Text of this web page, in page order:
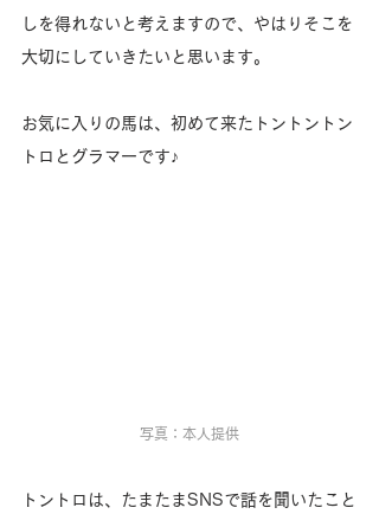
しを得れないと考えますので、やはりそこを
大切にしていきたいと思います。
お気に入りの馬は、初めて来たトントントン
トロとグラマーです♪
写真：本人提供
トントロは、たまたまSNSで話を聞いたこと